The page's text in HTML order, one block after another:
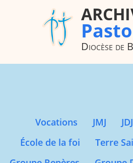
Diocèse de
Vocations JMJ
École de la foi
Terre